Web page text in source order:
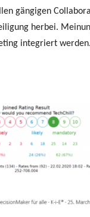
gängigen
herbei.
integriert